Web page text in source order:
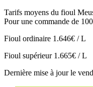
Tarifs moyens du fioul
Pour une commande de
Fioul ordinaire 1.646€ / L
Fioul supérieur 1.665€ / L
Dernière mise à jour le